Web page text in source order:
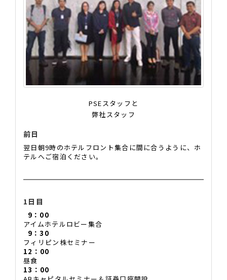
PSEスタッフと
弊社スタッフ
前日
翌日朝9時のホテルフロント集合に間に合うように、ホ
テルへご宿泊ください。
1日目
9：00
アイムホテルロビー集合
9：30
フィリピン株セミナー
12：00
昼食
13：00